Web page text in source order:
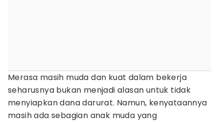
Merasa masih muda dan kuat dalam bekerja
seharusnya bukan menjadi alasan untuk tidak
menyiapkan dana darurat. Namun, kenyataannya
masih ada sebagian anak muda yang